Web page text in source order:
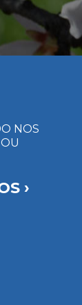
NOS
›